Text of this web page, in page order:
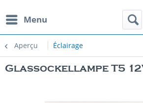
Menu
Aperçu Éclairage
Glassockellampe T5